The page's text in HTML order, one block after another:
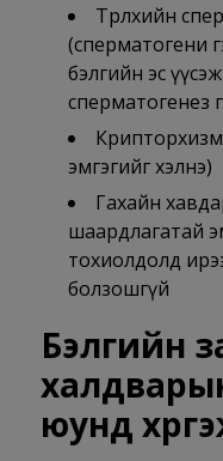
Төрөлхийн
(сперматогени
бэлгийн эс
сперматогенез
Крипторхизм
эмгэгийг хэлнэ)
Гахайн
шаардлагатай
тохиолдолд
болзошгүй
Бэлгийн
юунд